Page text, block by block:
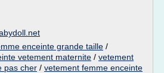
enceinte grande taille /
vetement maternite / vetement
pas cher / vetement femme enceinte